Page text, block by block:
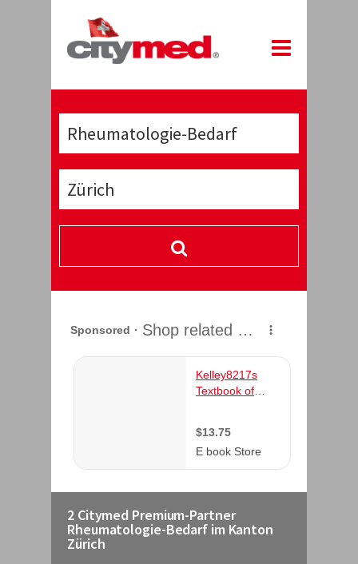
2 Citymed Premium-Partner
Rheumatologie-Bedarf im Kanton
Zürich